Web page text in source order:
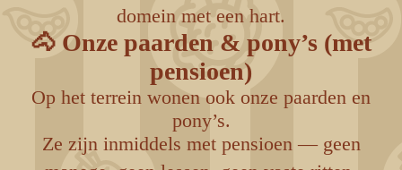
domein met een hart.
🐴 Onze paarden & pony’s (met
pensioen)
Op het terrein wonen ook onze paarden en
pony’s.
Ze zijn inmiddels met pensioen — geen